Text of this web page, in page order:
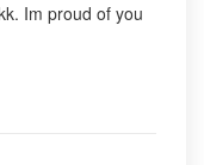
Im proud of you